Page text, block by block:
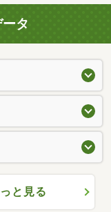
タ
と見る